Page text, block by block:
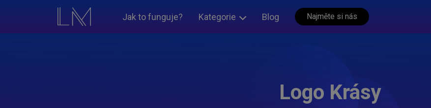
Jak to funguje? Kategorie Blog Najměte si nás
Logo Krásy